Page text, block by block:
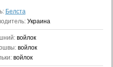
Белста
Украина
войлок
войлок
войлок